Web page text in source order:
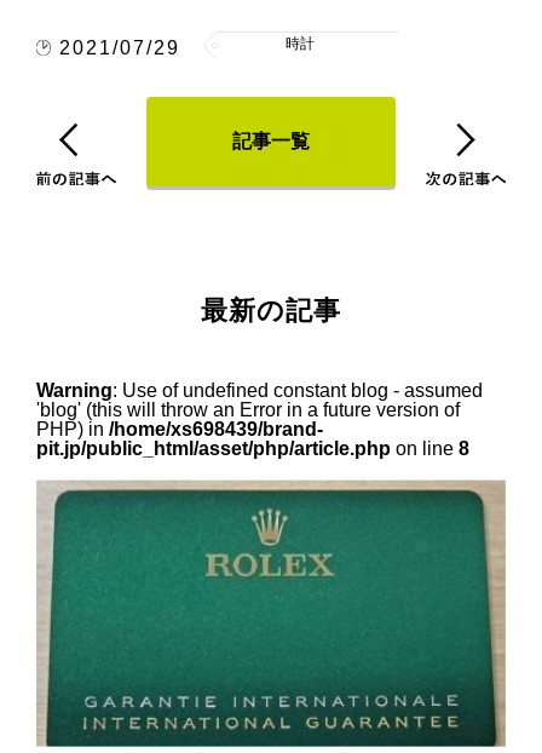
2021/07/29 時計
記事一覧
最新の記事
Warning: Use of undefined constant blog - assumed
'blog' (this will throw an Error in a future version of
PHP) in /home/xs698439/brand-
pit.jp/public_html/asset/php/article.phpon line 8